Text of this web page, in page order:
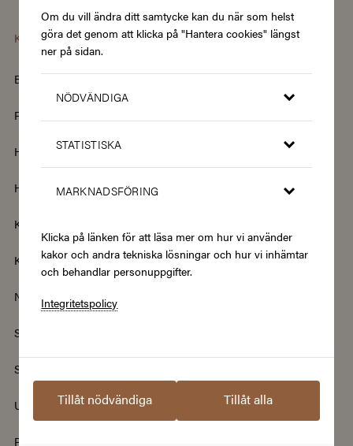
Om du vill ändra ditt samtycke kan du när som helst
göra det genom att klicka på "Hantera cookies" längst
ner på sidan.
NÖDVÄNDIGA
STATISTISKA
MARKNADSFÖRING
Klicka på länken för att läsa mer om hur vi använder
kakor och andra tekniska lösningar och hur vi inhämtar
och behandlar personuppgifter.
Integritetspolicy
Tillåt nödvändiga Tillåt alla
Kategorier
Barn & Baby Böcker & Magasin
Fordon & Transport
Hem & Trädgård
Hotell & Resor Hållbarhet & Second Hand
Kläder & Accessoarer
Kurser Mat & Dryck
Nyheter
Skönhet & Hälsa
Sport & Fritid
Upplevelser Välgörenhet
Populära presentkort